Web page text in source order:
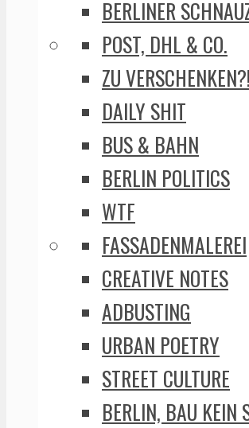
BERLINER
POST, DHL & CO.
ZU VERSCHENKEN?!
DAILY SHIT
BUS & BAHN
BERLIN POLITICS
WTF
FASSADENMALEREI
CREATIVE NOTES
ADBUSTING
URBAN POETRY
STREET CULTURE
BERLIN, BAU KEIN